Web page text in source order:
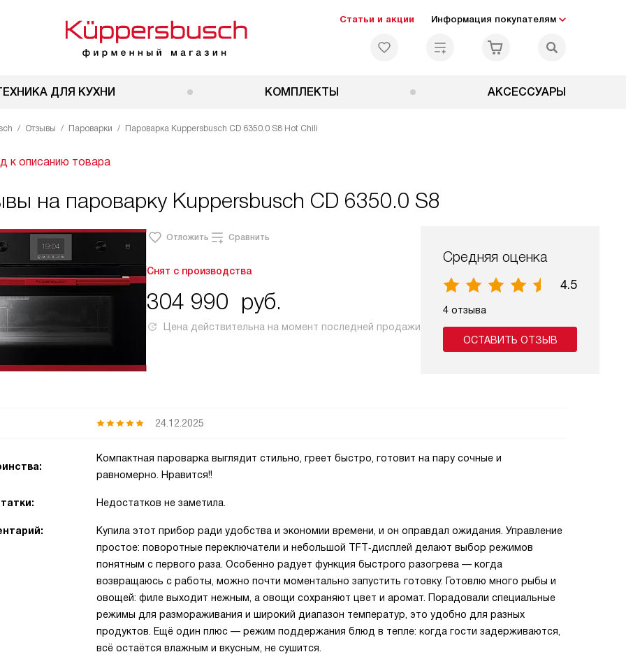
Статьи и акции Информация покупателям
ДЛЯ КУХНИ КОМПЛЕКТЫ АКСЕССУАРЫ
Отзывы Пароварки Пароварка Kuppersbusch CD 6350.0 S8 Hot Chili
к описанию товара
на пароварку Kuppersbusch CD 6350.0 S8
Отложить Сравнить
Снят с производства
304 990 руб.
Цена действительна на момент последней продажи
Средняя оценка
4.5
4 отзыва
ОСТАВИТЬ ОТЗЫВ
24.12.2025
Компактная пароварка выглядит стильно, греет быстро, готовит на пару сочные и
равномерно. Нравится!!
Недостатков не заметила.
Купила этот прибор ради удобства и экономии времени, и он оправдал ожидания. Управление
простое: поворотные переключатели и небольшой TFT‑дисплей делают выбор режимов
понятным с первого раза. Особенно радует функция быстрого разогрева — когда
возвращаюсь с работы, можно почти моментально запустить готовку. Готовлю много рыбы и
овощей: филе выходит нежным, а овощи сохраняют цвет и аромат. Порадовали специальные
режимы для размораживания и широкий диапазон температур, это удобно для разных
продуктов. Ещё один плюс — режим поддержания блюд в тепле: когда гости задерживаются,
всё остаётся влажным и вкусным, не сушится.